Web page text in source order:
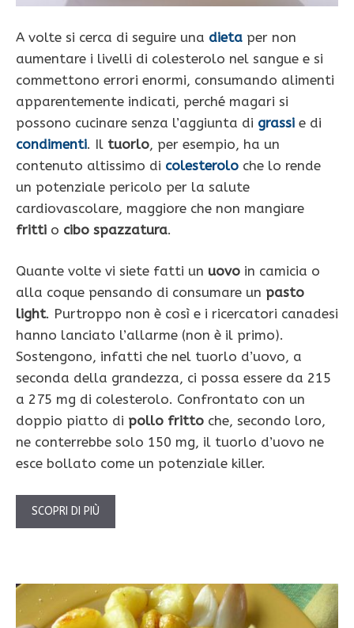
A volte si cerca di seguire una dieta per non
aumentare i livelli di colesterolo nel sangue e si
commettono errori enormi, consumando alimenti
apparentemente indicati, perché magari si
possono cucinare senza l’aggiunta di grassi e di
condimenti. Il tuorlo, per esempio, ha un
contenuto altissimo di colesterolo che lo rende
un potenziale pericolo per la salute
cardiovascolare, maggiore che non mangiare
fritti o cibo spazzatura.
Quante volte vi siete fatti un uovo in camicia o
alla coque pensando di consumare un pasto
light. Purtroppo non è così e i ricercatori canadesi
hanno lanciato l’allarme (non è il primo).
Sostengono, infatti che nel tuorlo d’uovo, a
seconda della grandezza, ci possa essere da 215
a 275 mg di colesterolo. Confrontato con un
doppio piatto di pollo fritto che, secondo loro,
ne conterrebbe solo 150 mg, il tuorlo d’uovo ne
esce bollato come un potenziale killer.
SCOPRI DI PIÙ